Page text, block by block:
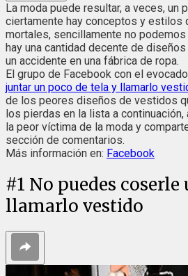
La moda puede resultar, a veces, un
ciertamente hay conceptos y estilos
mortales, sencillamente no
hay una cantidad decente de
un accidente en una fábrica de ropa.
El grupo de Facebook con el
juntar un poco de tela y llamarlo
de los peores diseños de vestidos
los pierdas en la lista a
la peor víctima de la moda y
sección de comentarios.
Más información en: Facebook
#1 No puedes
llamarlo vestido